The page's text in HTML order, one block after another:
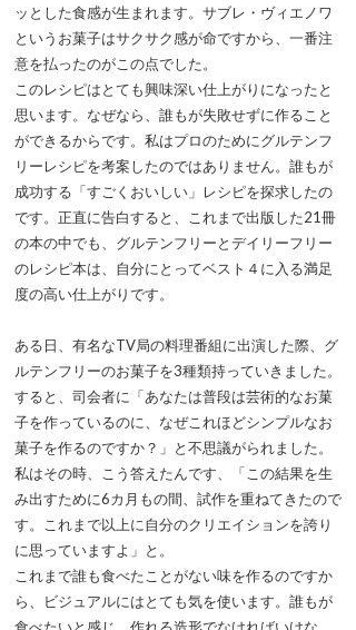
ッとした食感が生まれます。サブレ・ヴィエノワ
というお菓子はサクサク感が命ですから、一番注
意を払ったのがこの点でした。
このレシピはとても興味深い仕上がりになったと
思います。なぜなら、誰もが失敗せずに作ること
ができるからです。私はプロのためにグルテンフ
リーレシピを考案したのではありません。誰もが
成功する「すごくおいしい」レシピを探求したの
です。正直に告白すると、これまで出版した21冊
の本の中でも、グルテンフリーとデイリーフリー
のレシピ本は、自分にとってベスト４に入る満足
度の高い仕上がりです。
ある日、有名なTV局の料理番組に出演した際、グ
ルテンフリーのお菓子を3種類持っていきました。
すると、司会者に「あなたは普段は芸術的なお菓
子を作っているのに、なぜこれほどシンプルなお
菓子を作るのですか？」と不思議がられました。
私はその時、こう答えたんです、「この結果を生
み出すために6カ月もの間、試作を重ねてきたので
す。これまで以上に自分のクリエイションを誇り
に思っていますよ」と。
これまで誰も食べたことがない味を作るのですか
ら、ビジュアルにはとても気を使います。誰もが